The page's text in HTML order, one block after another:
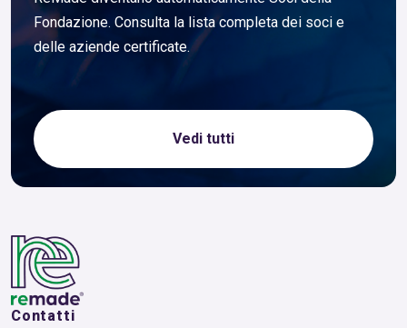
Fondazione. Consulta la lista completa dei soci e
delle aziende certificate.
Vedi tutti
Contatti